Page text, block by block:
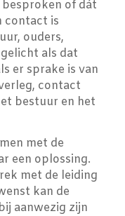
of dát
contact is
ouders,
als dat
er sprake is van
contact
bestuur en het
met de
een oplossing.
met de leiding
kan de
aanwezig zijn